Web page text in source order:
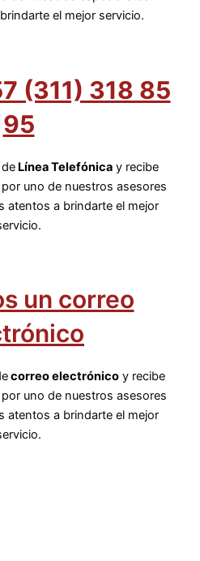
el mejor servicio.
(311) 318 85
95
Línea Telefónicay recibe
uno de nuestros asesores
atentos a brindarte el mejor
un correo
correo electrónico y recibe
uno de nuestros asesores
atentos a brindarte el mejor